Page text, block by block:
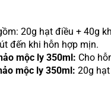
20g hạt điều + 40g
đến khi hỗn hợp mịn.
mộc ly 350ml: Cho
mộc ly 350ml: 20g